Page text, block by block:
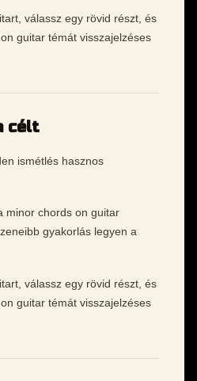
válassz egy rövid részt, és
guitar témát visszajelzéses
célt
ismétlés hasznos
minor chords on guitar
gyakorlás legyen a
válassz egy rövid részt, és
guitar témát visszajelzéses